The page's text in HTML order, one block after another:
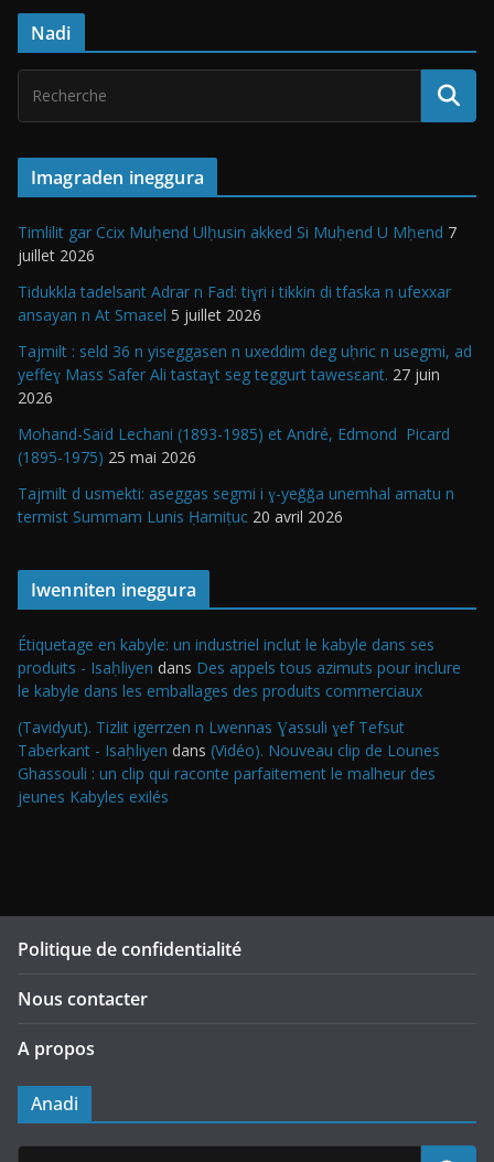
Nadi
Imagraden ineggura
Timlilit gar Ccix Muḥend Ulḥusin akked Si Muḥend U Mḥend 7
juillet 2026
Tidukkla tadelsant Adrar n Fad: tiɣri i tikkin di tfaska n ufexxar
ansayan n At Smaεel 5 juillet 2026
Tajmilt : seld 36 n yiseggasen n uxeddim deg uḥric n usegmi, ad
yeffeɣ Mass Safer Ali tastaɣt seg teggurt tawesεant. 27 juin
2026
Mohand-Saïd Lechani (1893-1985) et André, Edmond Picard
(1895-1975) 25 mai 2026
Tajmilt d usmekti: aseggas segmi i ɣ-yeǧǧa unemhal amatu n
termist Summam Lunis Ḥamiṭuc 20 avril 2026
Iwenniten ineggura
Étiquetage en kabyle: un industriel inclut le kabyle dans ses
produits - Isaḥliyen dans Des appels tous azimuts pour inclure
le kabyle dans les emballages des produits commerciaux
(Tavidyut). Tizlit igerrzen n Lwennas Ɣassuli ɣef Tefsut
Taberkant - Isaḥliyen dans (Vidéo). Nouveau clip de Lounes
Ghassouli : un clip qui raconte parfaitement le malheur des
jeunes Kabyles exilés
Politique de confidentialité
Nous contacter
A propos
Anadi